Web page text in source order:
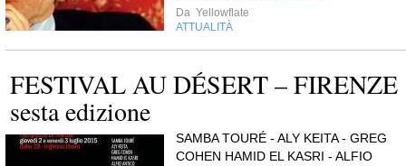
Da Yellowflate
ATTUALITÀ
FESTIVAL AU DÉSERT – FIRENZE
sesta edizione
SAMBA TOURÉ - ALY KEITA - GREG
COHEN HAMID EL KASRI - ALFIO